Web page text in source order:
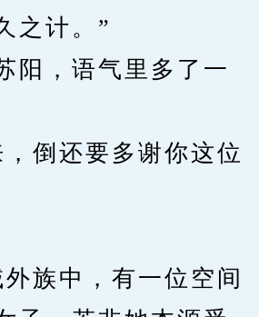
之计。”
，语气里多了一
还要多谢你这位
中，有一位空间